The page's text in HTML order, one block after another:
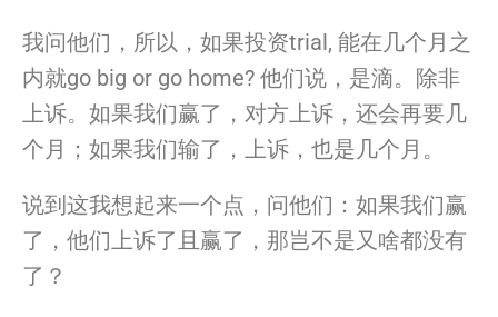
我问他们，所以，如果投资trial, 能在几个月之
内就go big or go home? 他们说，是滴。除非
上诉。如果我们赢了，对方上诉， 还会再要几
个月；如果我们输了，上诉，也是几个月。
说到这我想起来一个点，问他们：如果我们赢
了， 他们上诉了且赢了，那岂不是又啥都没有
了？